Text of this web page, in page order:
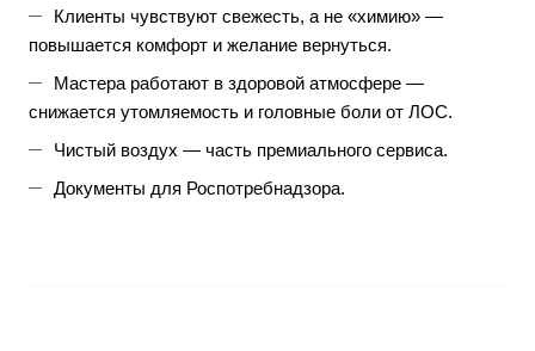
Клиенты чувствуют свежесть, а не «химию» —
повышается комфорт и желание вернуться.
Мастера работают в здоровой атмосфере —
снижается утомляемость и головные боли от ЛОС.
Чистый воздух — часть премиального сервиса.
Документы для Роспотребнадзора.